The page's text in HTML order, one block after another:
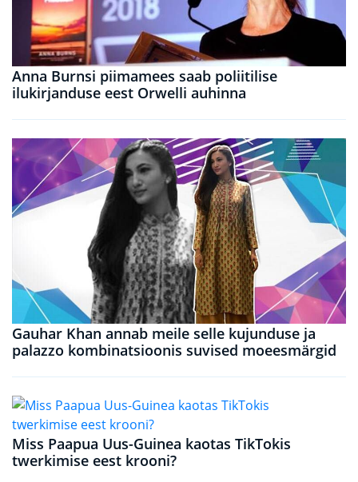
Anna Burnsi piimamees saab poliitilise
ilukirjanduse eest Orwelli auhinna
Gauhar Khan annab meile selle kujunduse ja
palazzo kombinatsioonis suvised moeesmärgid
Miss Paapua Uus-Guinea kaotas TikTokis
twerkimise eest krooni?